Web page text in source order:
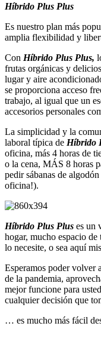
Híbrido Plus Plus
Es nuestro plan más
amplia flexibilidad y
Con Híbrido Plus Plus,
frutas orgánicas y
lugar y aire
se proporciona acceso
trabajo, al igual que un
accesorios personales
La simplicidad y la
laboral típica de Híbrido
oficina, más 4 horas de
o la cena, MÁS 8 horas
pedir sábanas de
oficina!).
Híbrido Plus Plus es un
hogar, mucho espacio
lo necesite, o sea aquí
Esperamos poder volver
de la pandemia,
mejor funcione para
cualquier decisión que
… es mucho más fácil